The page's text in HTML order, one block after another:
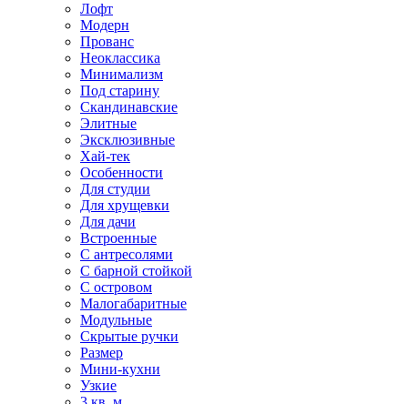
Лофт
Модерн
Прованс
Неоклассика
Минимализм
Под старину
Скандинавские
Элитные
Эксклюзивные
Хай-тек
Особенности
Для студии
Для хрущевки
Для дачи
Встроенные
С антресолями
С барной стойкой
С островом
Малогабаритные
Модульные
Скрытые ручки
Размер
Мини-кухни
Узкие